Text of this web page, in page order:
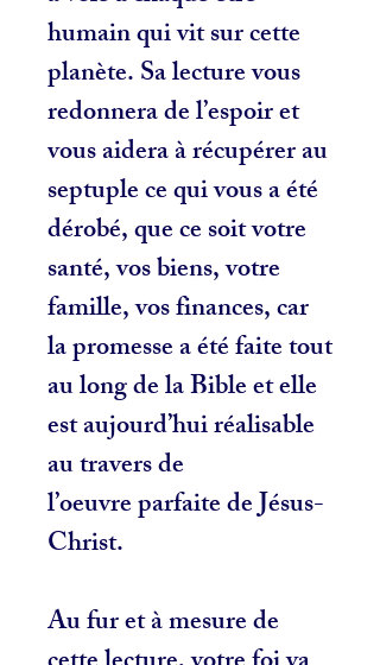
humain qui vit sur cette
planète. Sa lecture vous
redonnera de l’espoir et
vous aidera à récupérer au
septuple ce qui vous a été
dérobé, que ce soit votre
santé, vos biens, votre
famille, vos finances, car
la promesse a été faite tout
au long de la Bible et elle
est aujourd’hui réalisable
au travers de
l’oeuvre parfaite de Jésus-
Christ.
Au fur et à mesure de